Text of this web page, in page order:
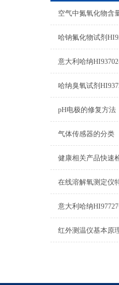
空气中氮氧化物含
哈钠氟化物试剂
pH电极的修复方法
气体传感器的分类
健康相关产品快速
红外测温仪基本原